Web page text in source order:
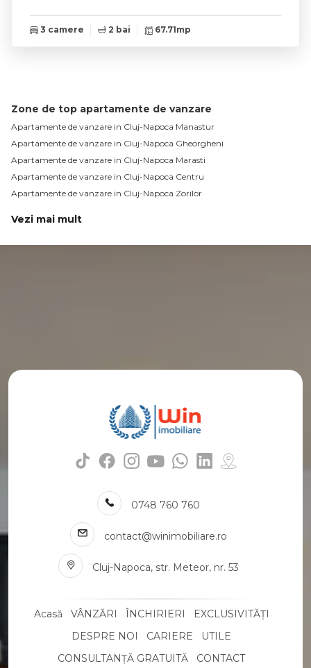
3 camere 2 bai 67.71mp
Zone de top apartamente de vanzare
Apartamente de vanzare in Cluj-Napoca Manastur
Apartamente de vanzare in Cluj-Napoca Gheorgheni
Apartamente de vanzare in Cluj-Napoca Marasti
Apartamente de vanzare in Cluj-Napoca Centru
Apartamente de vanzare in Cluj-Napoca Zorilor
Apartamente de vanzare in Cluj-Napoca Intre Lacuri
Numar de camere apartamente de vanzare
Apartamente de vanzare 1 camera
Apartamente de vanzare 3 camere
Apartamente de vanzare 5 camere
Apartamente de vanzare
Apartamente de vanzare in Cluj-Napoca
Apartamente de vanzare in Cluj-Napoca Manastur
Apartamente de vanzare in Cluj-Napoca Gheorgheni
Apartamente de vanzare in Cluj-Napoca Centru
Apartamente de vanzare in Cluj-Napoca Zorilor
Apartamente de vanzare in Cluj-Napoca Semicentral
Apartamente de vanzare in Cluj-Napoca Grigorescu
Vezi mai mult
0748 760 760
contact@winimobiliare.ro
Cluj-Napoca, str. Meteor, nr. 53
Acasă VÂNZĂRI ÎNCHIRIERI
EXCLUSIVITĂȚI
DESPRE NOI
CARIERE
UTILE
CONSULTANȚĂ GRATUITĂ
CONTACT